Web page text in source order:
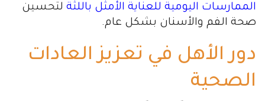
الممارسات اليومية للعناية الأمثل باللثة لتحسين
صحة الفم والأسنان بشكل عام.
دور الأهل في تعزيز العادات
الصحية